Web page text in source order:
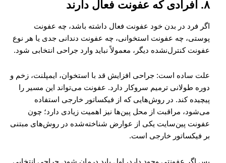
۸. افرادی که عفونت فعال دارند
اگر فرد در بدن خود عفونت فعال داشته باشد، چه عفونت
پوستی، چه عفونت استخوانی، چه عفونت دندانی جدی یا هر نوع
عفونت کنترل‌نشده دیگر، معمولاً نباید وارد جراحی انتخابی شود.
علت ساده است: جراحی افزایش قد با استخوان، ایمپلنت، زخم و
دوره طولانی ترمیم سروکار دارد. عفونت می‌تواند این مسیر را
پیچیده کند. در روش‌هایی که از فیکساتور خارجی استفاده
می‌شود، مراقبت از محل پین‌ها نیز اهمیت زیادی دارد؛ چون
عفونت پین‌سایت یکی از عوارض شناخته‌شده در روش‌های مبتنی
بر فیکساتور خارجی است.
پس اگر عفونتی وجود دارد، اول باید درمان شود. جراحی انتخابی